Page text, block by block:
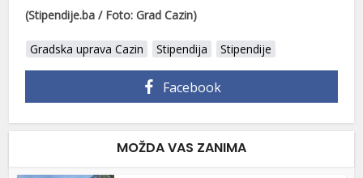
(Stipendije.ba / Foto: Grad Cazin)
Gradska uprava Cazin Stipendija Stipendije
Facebook
MOŽDA VAS ZANIMA